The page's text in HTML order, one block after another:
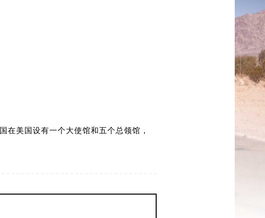
在美国设有一个大使馆和五个总领馆，